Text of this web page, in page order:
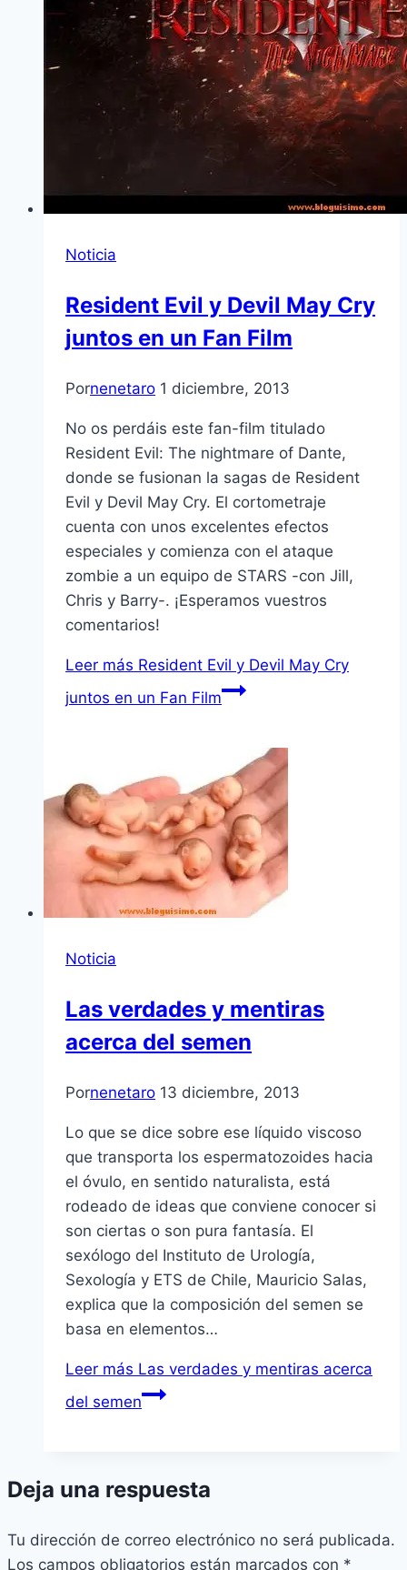
Noticia
Resident Evil y Devil May Cry
juntos en un Fan Film
Pornenetaro 1 diciembre, 2013
No os perdáis este fan-film titulado
Resident Evil: The nightmare of Dante,
donde se fusionan la sagas de Resident
Evil y Devil May Cry. El cortometraje
cuenta con unos excelentes efectos
especiales y comienza con el ataque
zombie a un equipo de STARS -con Jill,
Chris y Barry-. ¡Esperamos vuestros
comentarios!
Leer más Resident Evil y Devil May Cry
juntos en un Fan Film
Noticia
Las verdades y mentiras
acerca del semen
Pornenetaro 13 diciembre, 2013
Lo que se dice sobre ese líquido viscoso
que transporta los espermatozoides hacia
el óvulo, en sentido naturalista, está
rodeado de ideas que conviene conocer si
son ciertas o son pura fantasía. El
sexólogo del Instituto de Urología,
Sexología y ETS de Chile, Mauricio Salas,
explica que la composición del semen se
basa en elementos…
Leer más Las verdades y mentiras acerca
del semen
Deja una respuesta
Tu dirección de correo electrónico no será publicada.
Los campos obligatorios están marcados con *